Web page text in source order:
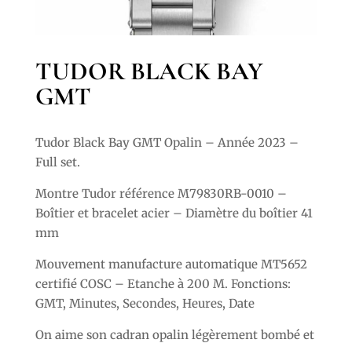
TUDOR BLACK BAY
GMT
Tudor Black Bay GMT Opalin – Année 2023 –
Full set.
Montre Tudor référence M79830RB-0010 –
Boîtier et bracelet acier – Diamètre du boîtier 41
mm
Mouvement manufacture automatique MT5652
certifié COSC – Etanche à 200 M. Fonctions:
GMT, Minutes, Secondes, Heures, Date
On aime son cadran opalin légèrement bombé et